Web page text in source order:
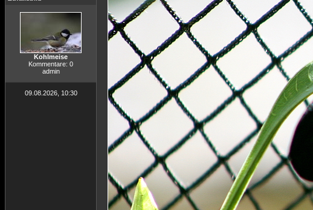
Kohlmeise
Kommentare: 0
admin
09.08.2026, 10:30